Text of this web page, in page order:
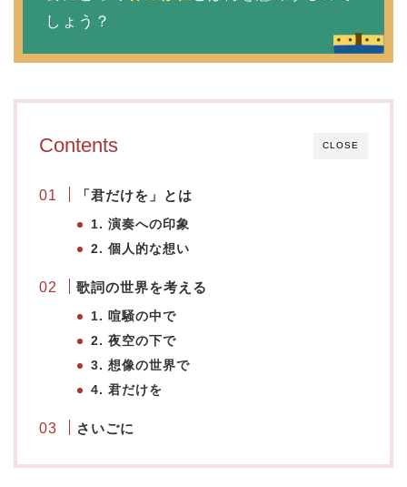
しょう？
CLOSE
Contents
「君だけを 」とは
1. 演奏への印象
2. 個人的な想い
歌詞の世界を考える
1. 喧騒の中で
2. 夜空の下で
3. 想像の世界で
4. 君だけを
さいごに